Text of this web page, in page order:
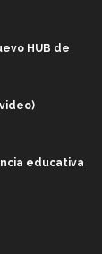
HUB de
educativa